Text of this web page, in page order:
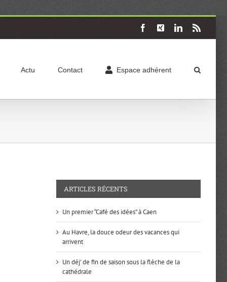
Facebook
X LinkedIn
Actu Contact Espace adhérent
ARTICLES RÉCENTS
Un premier “Café des idées” à Caen
Au Havre, la douce odeur des vacances qui
arrivent
Un déj’ de fin de saison sous la flèche de la
cathédrale